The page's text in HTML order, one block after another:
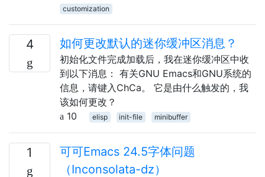
customization
4 如何更改默认的迷你缓冲区消息？
初始化文件完成加载后，我在迷你缓冲区中收
到以下消息： 有关GNU Emacs和GNU系统的
信息，请键入ChCa。 它是由什么触发的，我
该如何更改？
10
elisp init-file minibuffer
1
可可Emacs 24.5字体问题
（Inconsolata-dz）